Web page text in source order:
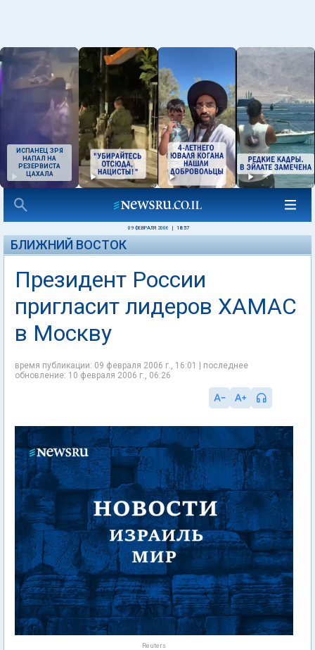
ИСПАНЕЦ ЗРЯ
НАПАЛ НА
РЕЗЕРВИСТА
ЦАХАЛА
09 ФЕВРАЛЯ 2006 18:57
БЛИЖНИЙ ВОСТОК
Президент России
пригласит лидеров ХАМАС
в Москву
время публикации: 09 февраля 2006 г., 16:01 | последнее
обновление: 10 февраля 2006 г., 06:26
Reuters